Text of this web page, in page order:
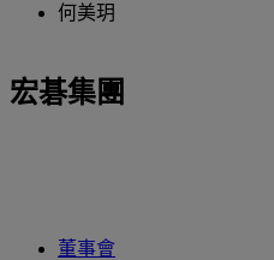
何美玥
宏碁集團
董事會